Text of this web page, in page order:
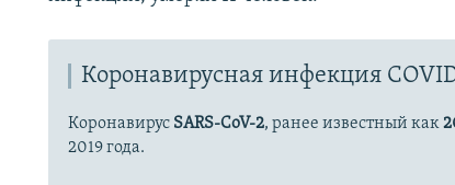
Коронавирусная инфекция
Коронавирус SARS-CoV-2, ранее известный как
2019 года.